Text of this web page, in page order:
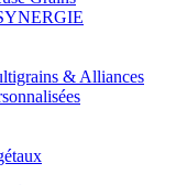
& Alliances